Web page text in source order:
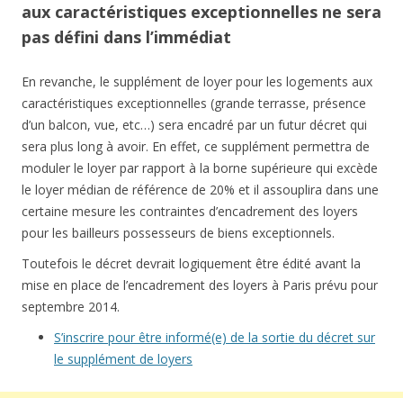
aux caractéristiques exceptionnelles ne sera
pas défini dans l’immédiat
En revanche, le supplément de loyer pour les logements aux
caractéristiques exceptionnelles (grande terrasse, présence
d’un balcon, vue, etc…) sera encadré par un futur décret qui
sera plus long à avoir. En effet, ce supplément permettra de
moduler le loyer par rapport à la borne supérieure qui excède
le loyer médian de référence de 20% et il assouplira dans une
certaine mesure les contraintes d’encadrement des loyers
pour les bailleurs possesseurs de biens exceptionnels.
Toutefois le décret devrait logiquement être édité avant la
mise en place de l’encadrement des loyers à Paris prévu pour
septembre 2014.
S’inscrire pour être informé(e) de la sortie du décret sur
le supplément de loyers